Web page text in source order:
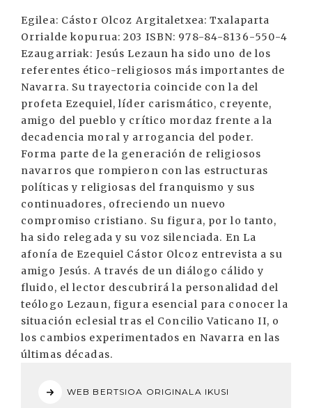
Egilea: Cástor Olcoz Argitaletxea: Txalaparta
Orrialde kopurua: 203 ISBN: 978-84-8136-550-4
Ezaugarriak: Jesús Lezaun ha sido uno de los
referentes ético-religiosos más importantes de
Navarra. Su trayectoria coincide con la del
profeta Ezequiel, líder carismático, creyente,
amigo del pueblo y crítico mordaz frente a la
decadencia moral y arrogancia del poder.
Forma parte de la generación de religiosos
navarros que rompieron con las estructuras
políticas y religiosas del franquismo y sus
continuadores, ofreciendo un nuevo
compromiso cristiano. Su figura, por lo tanto,
ha sido relegada y su voz silenciada. En La
afonía de Ezequiel Cástor Olcoz entrevista a su
amigo Jesús. A través de un diálogo cálido y
fluido, el lector descubrirá la personalidad del
teólogo Lezaun, figura esencial para conocer la
situación eclesial tras el Concilio Vaticano II, o
los cambios experimentados en Navarra en las
últimas décadas.
WEB BERTSIOA ORIGINALA IKUSI